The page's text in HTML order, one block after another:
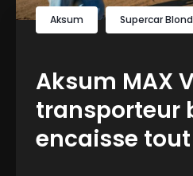
Aksum Supercar
Aksum MAX
transporteur
encaisse tout